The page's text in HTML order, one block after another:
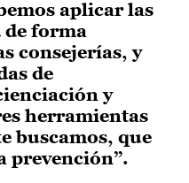
aplicar las
forma
consejerías, y
de
y
herramientas
buscamos, que
prevención”.